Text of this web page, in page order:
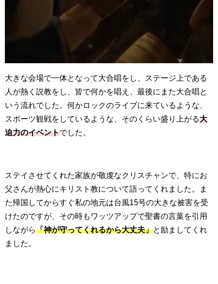
大きな会場で一体となって大合唱をし、ステージ上である
人が熱く説教をし、皆で何かを唱え、最後にまた大合唱と
いう流れでした。何かロックのライブに来ているような、
スポーツ観戦をしているような、そのくらい盛り上がる大
迫力のイベントでした。
ステイさせてくれた家族が敬虔なクリスチャンで、特にお
父さんが熱心にキリスト教について語ってくれました。ま
た帰国してからすぐ私の地元は台風15号の大きな被害を受
けたのですが、その時もワッツアップで聖書の言葉を引用
しながら「神が守ってくれるから大丈夫」と励ましてくれ
ました。